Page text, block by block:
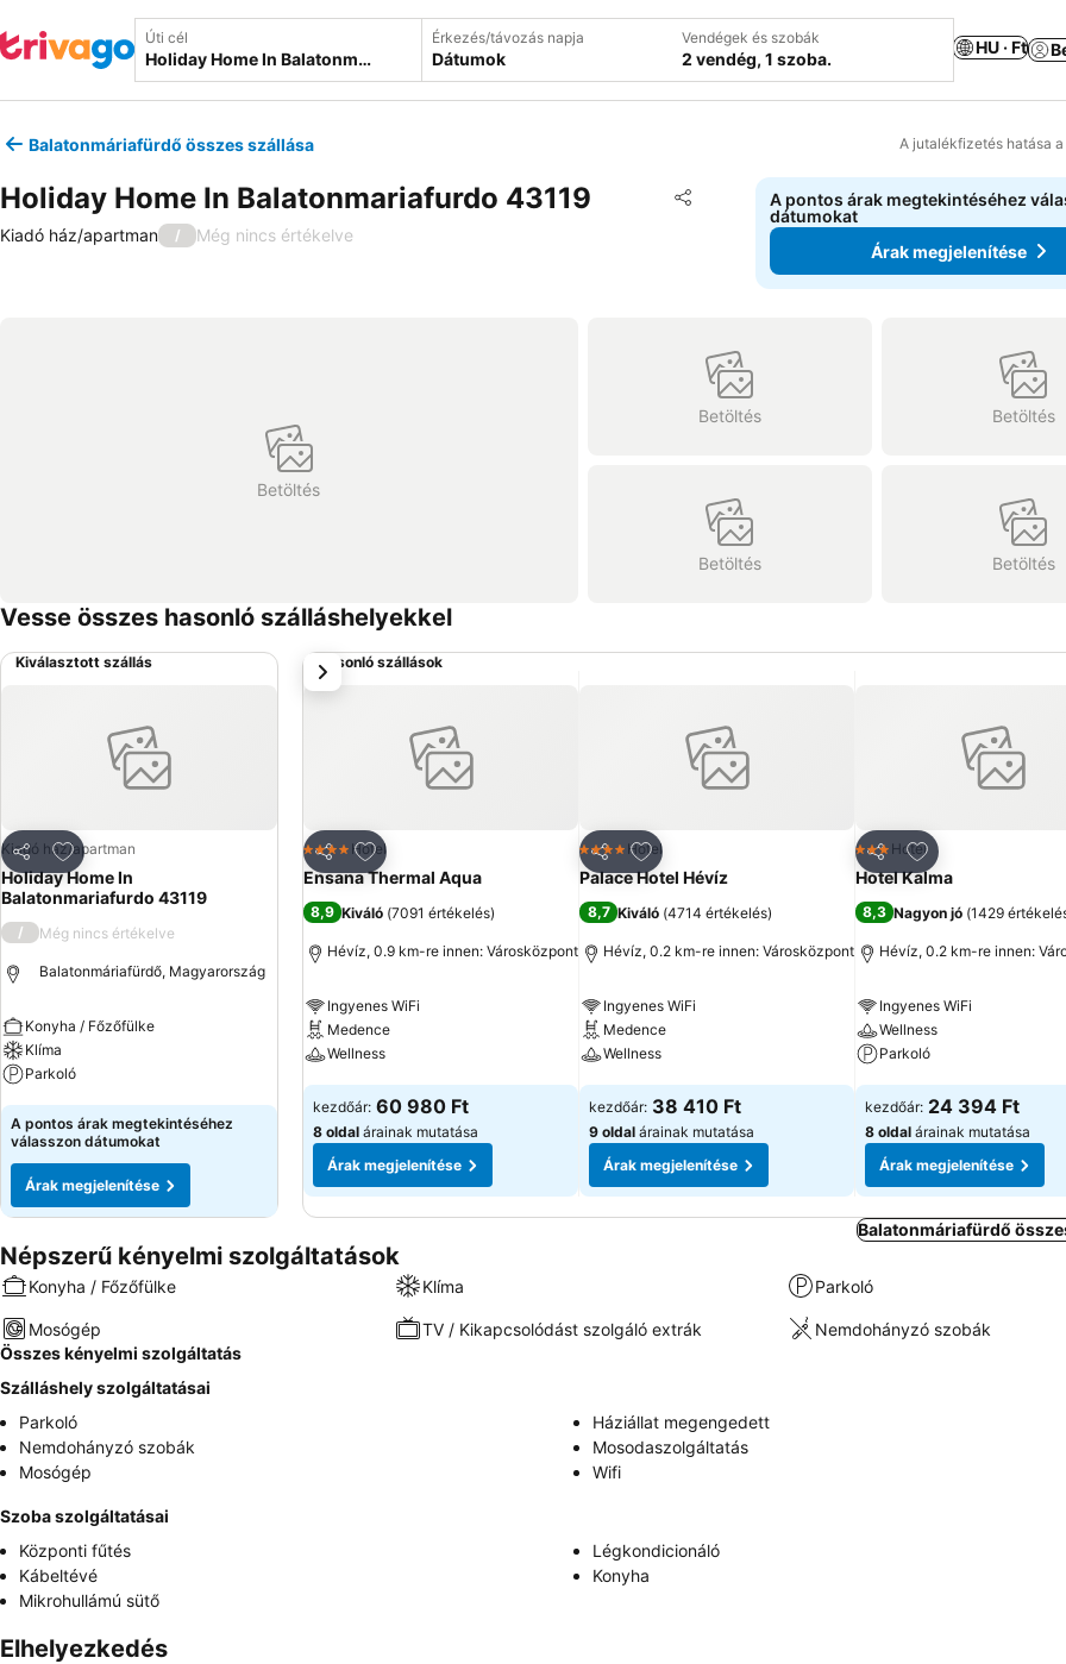
Úti cél Érkezés/távozás napja
Dátumok
Vendégek és szobák
2 vendég, 1 szoba.
HU · Ft
Balatonmáriafürdő összes szállása A jutalékfizetés hatása
Holiday Home In Balatonmariafurdo 43119 Megosztás
Hozzáadás a kedvencekhez
Kiadó ház/apartman / Még nincs értékelve
A pontos árak megtekintéséhez
dátumokat
Árak megjelenítése
Betöltés
Betöltés Betöltés
Betöltés Betöltés
Vesse összes hasonló szálláshelyekkel
Kiválasztott szállás
Megosztás
Hozzáadás a kedvencekhez
Kiadó ház/apartman
Holiday Home In
Balatonmariafurdo 43119
/ Még nincs értékelve
Balatonmáriafürdő, Magyarország
Konyha / Főzőfülke
Klíma
Parkoló
Árak megjelenítése
A pontos árak megtekintéséhez
válasszon dátumokat
Árak megjelenítése
Hasonló szállások
Megosztás
Hozzáadás a kedvencekhez
4 Kategória
Hotel
Ensana Thermal Aqua
8,9 Kiváló (7091 értékelés)
Hévíz, 0.9 km-re innen: Városközpont
Ingyenes WiFi
Medence
Wellness
Árak megjelenítése
kezdőár: 60 980 Ft
8 oldal árainak mutatása
Árak megjelenítése
Megosztás
Hozzáadás a kedvencekhez
4 Kategória
Hotel
Palace Hotel Hévíz
8,7 Kiváló (4714 értékelés)
Hévíz, 0.2 km-re innen: Városközpont
Ingyenes WiFi
Medence
Wellness
Árak megjelenítése
kezdőár: 38 410 Ft
9 oldal árainak mutatása
Árak megjelenítése
Megosztás
Hozzáadás a
3 Kategória
Hotel
Hotel Kalma
8,3 Nagyon jó (1429
Hévíz, 0.2 km-re innen:
Ingyenes WiFi
Wellness
Parkoló
Árak megjelenítése
kezdőár: 24 394 Ft
8 oldal árainak mutatása
Árak megjelenítése
következő
Balatonmáriafürdő
Népszerű kényelmi szolgáltatások
Konyha / Főzőfülke Klíma Parkoló
Mosógép TV / Kikapcsolódást szolgáló extrák
Nemdohányzó szobák
Összes kényelmi szolgáltatás
Szálláshely szolgáltatásai
Parkoló
Háziállat megengedett
Nemdohányzó szobák
Mosodaszolgáltatás
Mosógép
Wifi
Szoba szolgáltatásai
Központi fűtés
Légkondicionáló
Kábeltévé
Konyha
Mikrohullámú sütő
Elhelyezkedés